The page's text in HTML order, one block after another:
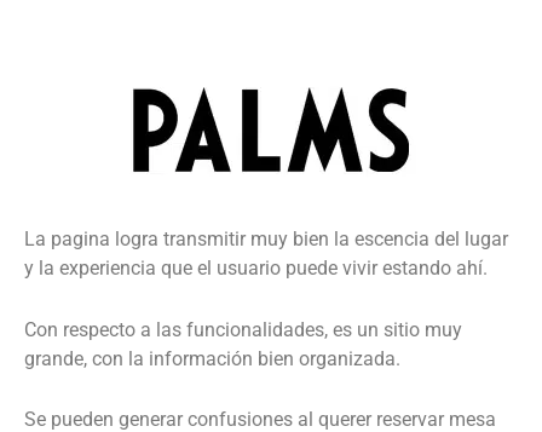
La pagina logra transmitir muy bien la escencia del lugar
y la experiencia que el usuario puede vivir estando ahí.
Con respecto a las funcionalidades, es un sitio muy
grande, con la información bien organizada.
Se pueden generar confusiones al querer reservar mesa